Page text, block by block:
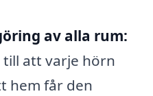
av alla rum:
att varje hörn
hem får den